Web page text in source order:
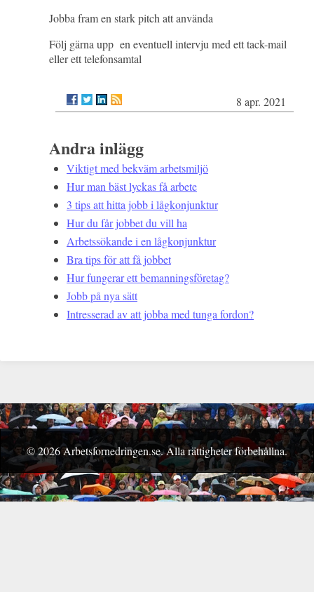
Jobba fram en stark pitch att använda
Följ gärna upp en eventuell intervju med ett tack-mail
eller ett telefonsamtal
8 apr. 2021
Andra inlägg
Viktigt med bekväm arbetsmiljö
Hur man bäst lyckas få arbete
3 tips att hitta jobb i lågkonjunktur
Hur du får jobbet du vill ha
Arbetssökande i en lågkonjunktur
Bra tips för att få jobbet
Hur fungerar ett bemanningsföretag?
Jobb på nya sätt
Intresserad av att jobba med tunga fordon?
© 2026 Arbetsfornedringen.se. Alla rättigheter förbehållna.